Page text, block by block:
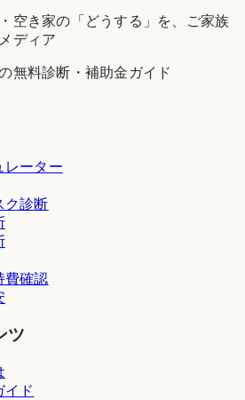
空き家の「どうする」を、ご家族
ディア
無料診断・補助金ガイド
レーター
ク診断
費確認
ツ
イド